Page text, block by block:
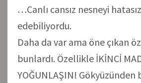
…Canlı cansız nesneyi
edebiliyordu.
Daha da var ama öne çıkan
bunlardı. Özellikle İKİNCİ
YOĞUNLAŞIN! Gökyüzünden